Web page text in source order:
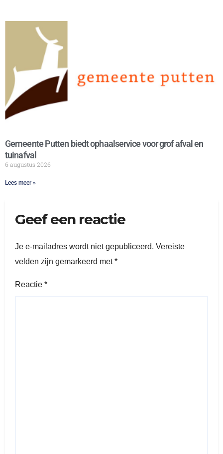
Gemeente Putten biedt ophaalservice voor grof afval en
tuinafval
6 augustus 2026
Lees meer »
Geef een reactie
Je e-mailadres wordt niet gepubliceerd. Vereiste
velden zijn gemarkeerd met*
Reactie *